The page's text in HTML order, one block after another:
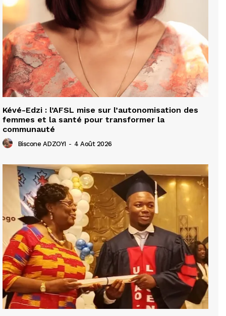
Kévé-Edzi : l’AFSL mise sur l’autonomisation des
femmes et la santé pour transformer la
communauté
Biscone ADZOYI - 4 Août 2026